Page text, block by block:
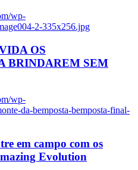
wp-
2-335x256.jpg
OS
BRINDAREM SEM
wp-
da-bemposta-bemposta-final-
em campo com os
Evolution